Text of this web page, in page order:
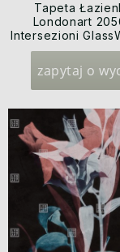
Tapeta
Londonart
Intersezioni
2020
zapytaj o